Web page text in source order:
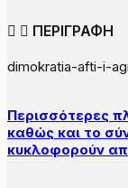
ΠΕΡΙΓΡΑΦΗ
dimokratia-afti-i-
Περισσότερες
καθώς και το
κυκλοφορούν